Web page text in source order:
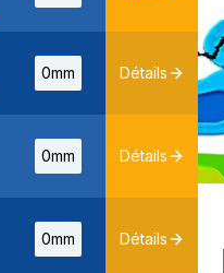
0mm Détails
0mm Détails
0mm Détails